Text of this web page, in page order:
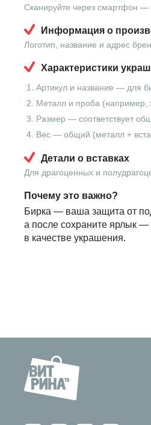
Сканируйте через смартфон —
Информация о
Логотип, название и адрес
Характеристики
Артикул и название — для
Металл и проба (например,
Размер — соответствует
Вес — общий (металл +
Детали о вставках
Для драгоценных и
Почему это важно?
Бирка — ваша защита от
а после сохраните ярлык —
в качестве украшения.